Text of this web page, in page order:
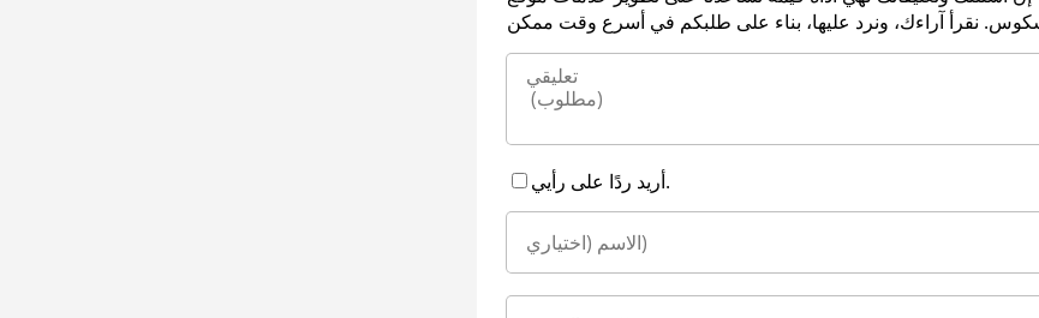
أريد ردًا على رأيي.